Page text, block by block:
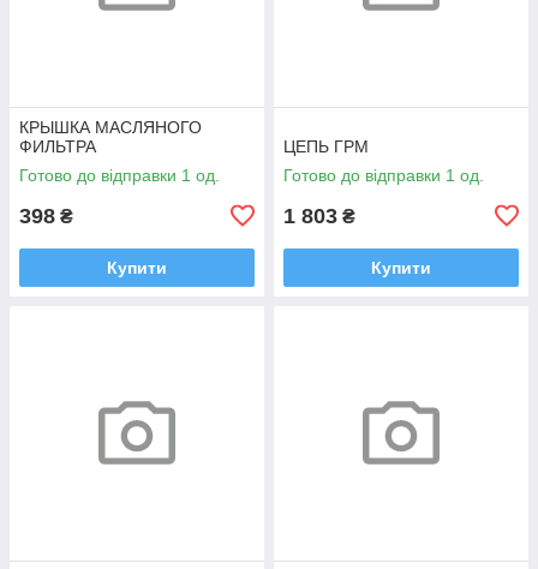
КРЫШКА МАСЛЯНОГО
ФИЛЬТРА
Готово до відправки 1 од.
398 ₴
Купити
ЦЕПЬ ГРМ
Готово до відправки 1 од.
1 803 ₴
Купити